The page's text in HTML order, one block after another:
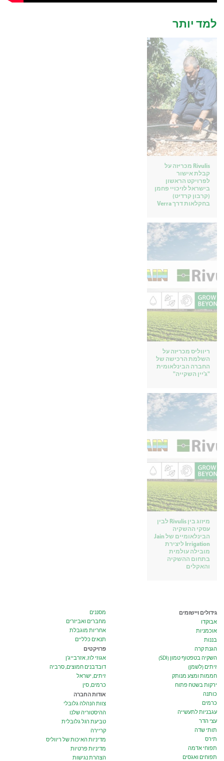
למד יותר
Rivulis מכריזה על
קבלת אישור
לפרויקט הראשון
בישראל לזיכויי פחמן
(קרבון קרדיט)
בחקלאות דרך Verra
ריווליס מכריזה על
השלמת הרכישה של
החברה הבינלאומית
"ג'יין השקייה"
מיזוג בין Rivulis לבין
עסקי ההשקיה
הבינלאומיים של Jain
Irrigation ליצירת
מובילה עולמית
בתחום ההשקיה
והאקלים
גידולים ויישומים
אבוקדו
אוכמניות
בננות
הגנת קרה
השקיה בטפטוף טמון (SDI)
זיתים (לשמן)
חממות ומצע מנותק
ירקות בשטח פתוח
כותנה
כרמים
עגבניות לתעשייה
עצי הדר
תותי שדה
תירס
תפוחי אדמה
תפוחים ואגסים
מסננים
מחברים ואביזרים
אחריות מוגבלת
תנאים כלליים
פרויקטים
אגוזי לוז, אזרבייג’ן
דובדבנים חמוצים, סרביה
זיתים, ישראל
כרמים, סין
אודות החברה
צוות הנהלה גלובלי
ההיסטוריה שלנו
טביעת רגל גלובלית
קריירה
מדיניות האיכות של ריווליס
מדיניות פרטיות
הצהרת נגישות